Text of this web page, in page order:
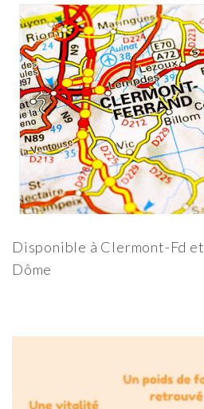
Disponible à Clermont-Fd
Dôme